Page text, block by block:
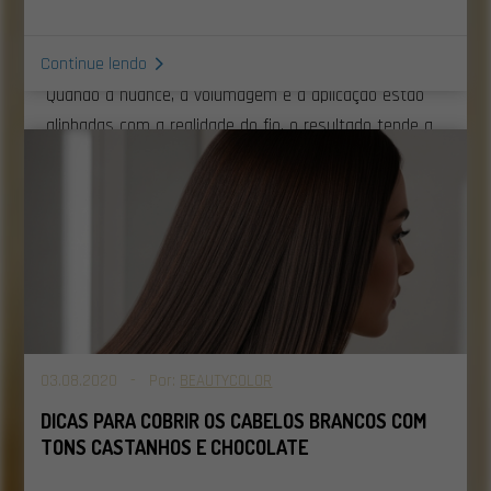
Quando a nuance, a volumagem e a aplicação estão
alinhadas com a realidade do fio, o resultado tende a
ser mais uniforme e previsível. Esses fundamentos
atravessam os conteúdos do
, onde a
coloração é tratada sempre a partir da combinação
entre técnica e a saúde do seu cabelo.
Continue lendo
03.08.2020 - Por: BEAUTYCOLOR
DICAS PARA COBRIR OS CABELOS BRANCOS COM
TONS CASTANHOS E CHOCOLATE